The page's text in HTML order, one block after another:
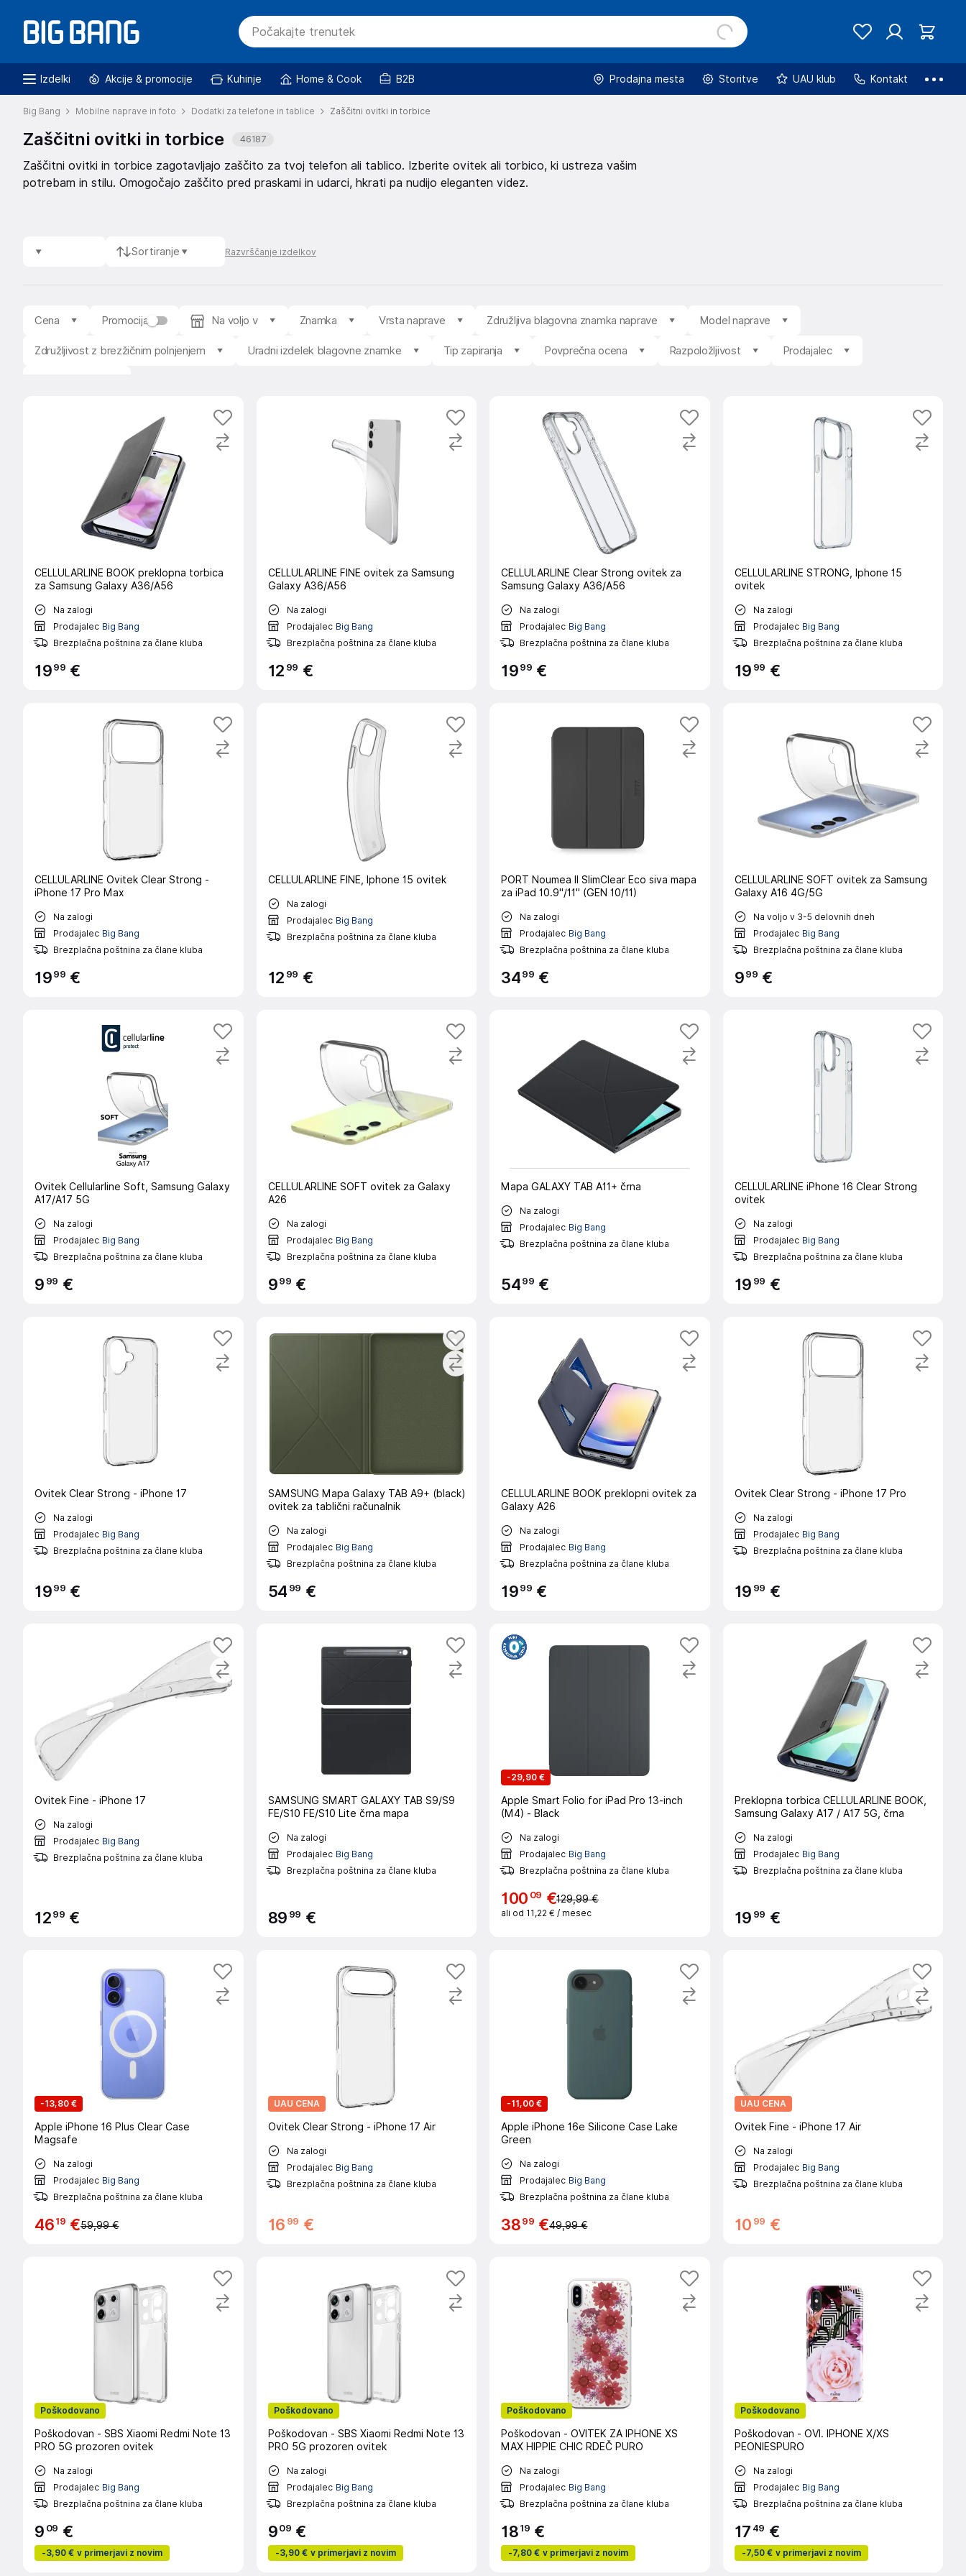
Izdelki Akcije & promocije Kuhinje Home & Cook B2B Prodajna mesta Storitve UAU klub Kontakt
Big Bang Mobilne naprave in foto Dodatki za telefone in tablice Zaščitni ovitki in torbice
Zaščitni ovitki in torbice 46187
Zaščitni ovitki in torbice zagotavljajo zaščito za tvoj telefon ali tablico. Izberite ovitek ali torbico, ki ustreza vašim
potrebam in stilu. Omogočajo zaščito pred praskami in udarci, hkrati pa nudijo eleganten videz.
Sortiranje Razvrščanje izdelkov
Cena Promocija Na voljo v Znamka Vrsta naprave Združljiva blagovna znamka naprave Model naprave
Združljivost z brezžičnim polnjenjem Uradni izdelek blagovne znamke Tip zapiranja Povprečna ocena Razpoložljivost Prodajalec
CELLULARLINE BOOK preklopna torbica
za Samsung Galaxy A36/A56
Na zalogi
Prodajalec Big Bang
Brezplačna poštnina za člane kluba
1999 €
CELLULARLINE FINE ovitek za Samsung
Galaxy A36/A56
Na zalogi
Prodajalec Big Bang
Brezplačna poštnina za člane kluba
12 99 €
CELLULARLINE Clear Strong ovitek za
Samsung Galaxy A36/A56
Na zalogi
Prodajalec Big Bang
Brezplačna poštnina za člane kluba
1999 €
CELLULARLINE STRONG, Iphone 15
ovitek
Na zalogi
Prodajalec Big Bang
Brezplačna poštnina za člane kluba
19 99 €
CELLULARLINE Ovitek Clear Strong -
iPhone 17 Pro Max
Na zalogi
Prodajalec Big Bang
Brezplačna poštnina za člane kluba
1999 €
CELLULARLINE FINE, Iphone 15 ovitek
Na zalogi
Prodajalec Big Bang
Brezplačna poštnina za člane kluba
12 99 €
PORT Noumea II SlimClear Eco siva mapa
za iPad 10.9"/11" (GEN 10/11)
Na zalogi
Prodajalec Big Bang
Brezplačna poštnina za člane kluba
3499 €
CELLULARLINE SOFT ovitek za Samsung
Galaxy A16 4G/5G
Na voljo v 3-5 delovnih dneh
Prodajalec Big Bang
Brezplačna poštnina za člane kluba
999 €
Ovitek Cellularline Soft, Samsung Galaxy
A17/A17 5G
Na zalogi
Prodajalec Big Bang
Brezplačna poštnina za člane kluba
9 99 €
CELLULARLINE SOFT ovitek za Galaxy
A26
Na zalogi
Prodajalec Big Bang
Brezplačna poštnina za člane kluba
999 €
Mapa GALAXY TAB A11+ črna
Na zalogi
Prodajalec Big Bang
Brezplačna poštnina za člane kluba
5499 €
CELLULARLINE iPhone 16 Clear Strong
ovitek
Na zalogi
Prodajalec Big Bang
Brezplačna poštnina za člane kluba
19 99 €
Ovitek Clear Strong - iPhone 17
Na zalogi
Prodajalec Big Bang
Brezplačna poštnina za člane kluba
1999 €
SAMSUNG Mapa Galaxy TAB A9+ (black)
ovitek za tablični računalnik
Na zalogi
Prodajalec Big Bang
Brezplačna poštnina za člane kluba
54 99 €
CELLULARLINE BOOK preklopni ovitek za
Galaxy A26
Na zalogi
Prodajalec Big Bang
Brezplačna poštnina za člane kluba
1999 €
Ovitek Clear Strong - iPhone 17 Pro
Na zalogi
Prodajalec Big Bang
Brezplačna poštnina za člane kluba
19 99 €
Ovitek Fine - iPhone 17
Na zalogi
Prodajalec Big Bang
Brezplačna poštnina za člane kluba
1299 €
SAMSUNG SMART GALAXY TAB S9/S9
FE/S10 FE/S10 Lite črna mapa
Na zalogi
Prodajalec Big Bang
Brezplačna poštnina za člane kluba
89 99 €
-29,90 €
Apple Smart Folio for iPad Pro 13-inch
(M4) - Black
Na zalogi
Prodajalec Big Bang
Brezplačna poštnina za člane kluba
100 09 €129,99 €
ali od 11,22 € / mesec
Preklopna torbica CELLULARLINE BOOK,
Samsung Galaxy A17 / A17 5G, črna
Na zalogi
Prodajalec Big Bang
Brezplačna poštnina za člane kluba
19 99 €
-13,80 €
Apple iPhone 16 Plus Clear Case
Magsafe
Na zalogi
Prodajalec Big Bang
Brezplačna poštnina za člane kluba
4619 €59,99 €
UAU CENA
Ovitek Clear Strong - iPhone 17 Air
Na zalogi
Prodajalec Big Bang
Brezplačna poštnina za člane kluba
16 99 €
-11,00 €
Apple iPhone 16e Silicone Case Lake
Green
Na zalogi
Prodajalec Big Bang
Brezplačna poštnina za člane kluba
3899 €49,99 €
UAU CENA
Ovitek Fine - iPhone 17 Air
Na zalogi
Prodajalec Big Bang
Brezplačna poštnina za člane kluba
10 99 €
Poškodovano
Poškodovan - SBS Xiaomi Redmi Note 13
PRO 5G prozoren ovitek
Na zalogi
Prodajalec Big Bang
Brezplačna poštnina za člane kluba
9 09 €
-3,90 € v primerjavi z novim
Poškodovano
Poškodovan - SBS Xiaomi Redmi Note 13
PRO 5G prozoren ovitek
Na zalogi
Prodajalec Big Bang
Brezplačna poštnina za člane kluba
909 €
-3,90 € v primerjavi z novim
Poškodovano
Poškodovan - OVITEK ZA IPHONE XS
MAX HIPPIE CHIC RDEČ PURO
Na zalogi
Prodajalec Big Bang
Brezplačna poštnina za člane kluba
1819 €
-7,80 € v primerjavi z novim
Poškodovano
Poškodovan - OVI. IPHONE X/XS
PEONIESPURO
Na zalogi
Prodajalec Big Bang
Brezplačna poštnina za člane kluba
17 49 €
-7,50 € v primerjavi z novim